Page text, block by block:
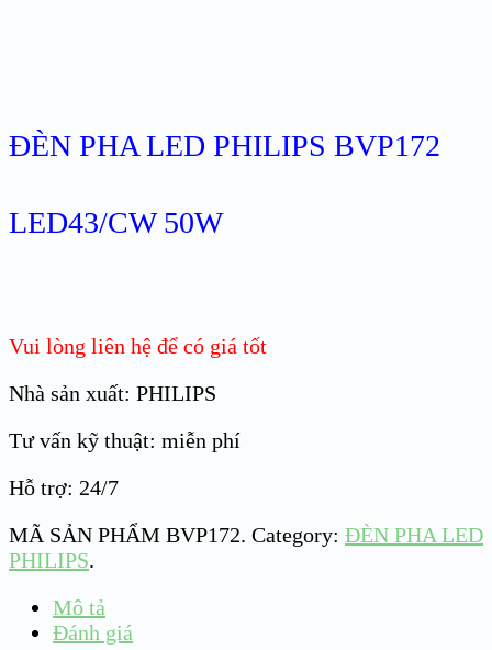
ĐÈN PHA LED PHILIPS BVP172
LED43/CW 50W
Vui lòng liên hệ để có giá tốt
Nhà sản xuất: PHILIPS
Tư vấn kỹ thuật: miễn phí
Hỗ trợ: 24/7
MÃ SẢN PHẨM BVP172. Category: ĐÈN PHA LED
PHILIPS.
Mô tả
Đánh giá